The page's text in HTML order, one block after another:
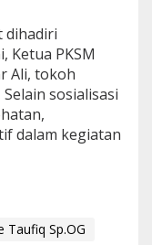
dihadiri
Ketua PKSM
Ali, tokoh
sosialisasi
dalam kegiatan
Taufiq Sp.OG